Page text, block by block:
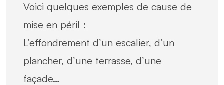
Voici quelques exemples de cause de
mise en péril :
L’effondrement d’un escalier, d’un
plancher, d’une terrasse, d’une
façade…